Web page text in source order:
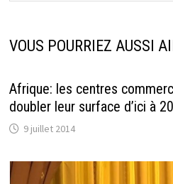
VOUS POURRIEZ AUSSI
Afrique: les centres
doubler leur surface d’ici à
9 juillet 2014